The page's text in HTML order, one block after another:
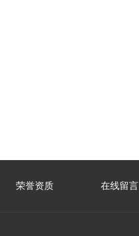
荣誉资质 在线留言